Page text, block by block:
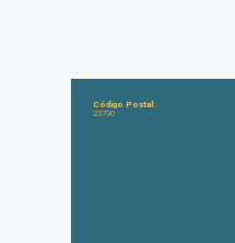
Código Postal:
23790